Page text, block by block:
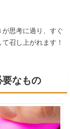
思考に過り、すぐ
召し上がれます！
なもの